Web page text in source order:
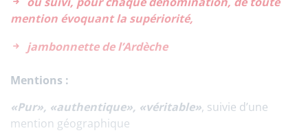
mention évoquant la supériorité,
jambonnette de l’Ardèche
Mentions :
«Pur», «authentique», «véritable», suivie d’une
mention géographique